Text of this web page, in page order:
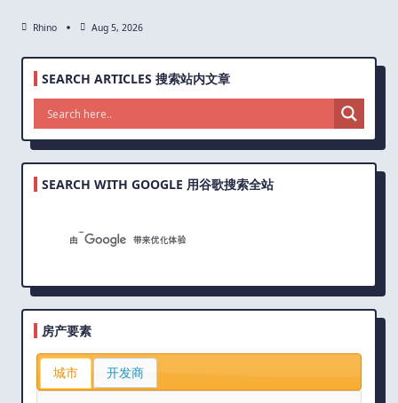
Rhino Aug 5, 2026
SEARCH ARTICLES 搜索站内文章
SEARCH WITH GOOGLE 用谷歌搜索全站
房产要素
城市 开发商